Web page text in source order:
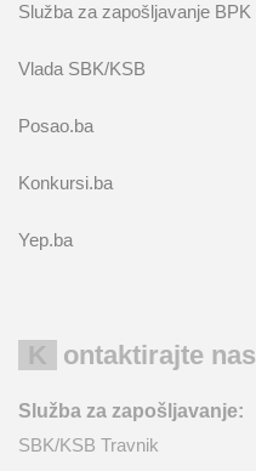
Služba za zapošljavanje BPK
Vlada SBK/KSB
Posao.ba
Konkursi.ba
Yep.ba
Kontaktirajte nas
Služba za zapošljavanje:
SBK/KSB Travnik